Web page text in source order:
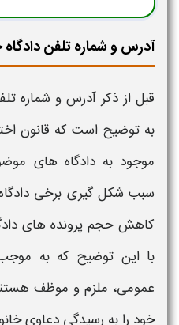
آدرس و شماره تلفن
قبل از ذکر آدرس و شماره
به توضیح است که قانون
سبب شکل گیری برخی
کاهش حجم پرونده های
با این توضیح که به موجب
عمومی، ملزم و موظف
خود را به رسیدگی دعاوی